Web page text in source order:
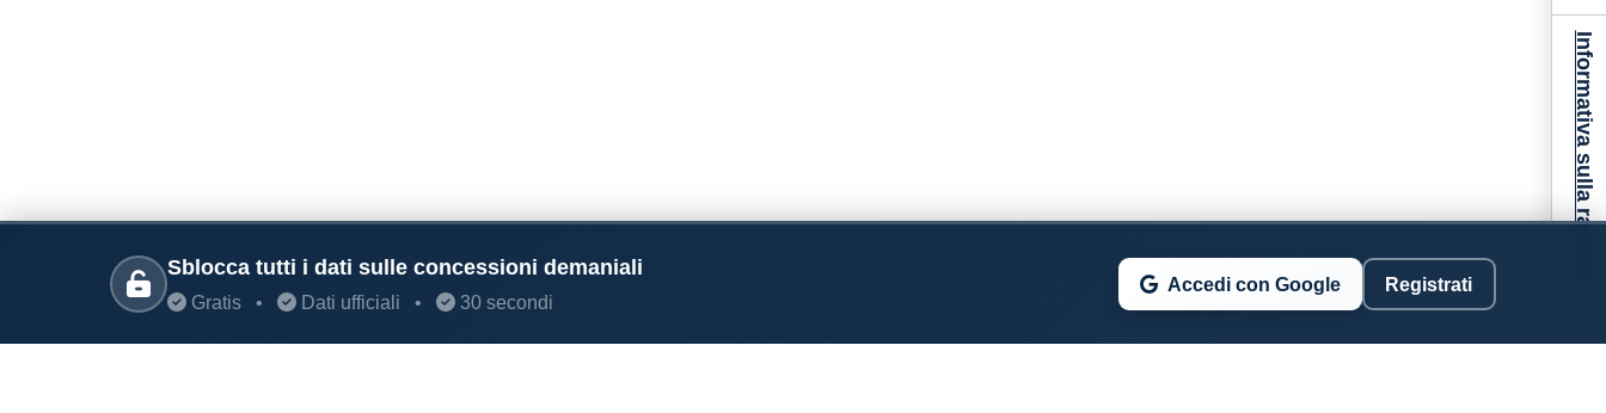
Sblocca tutti i dati sulle concessioni demaniali
Gratis • Dati ufficiali • 30 secondi
Accedi con Google Registrati Informativa sulla raccolta